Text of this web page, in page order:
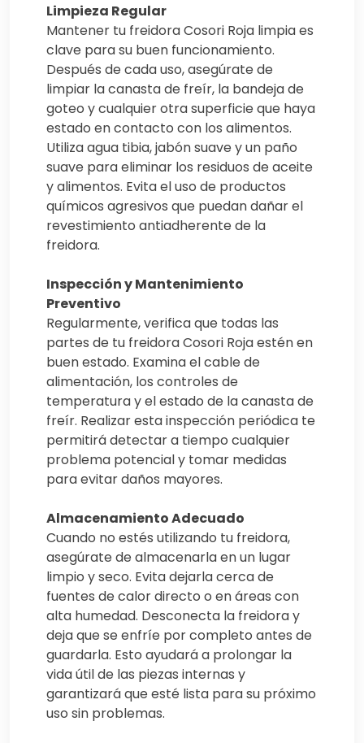
Limpieza Regular
Mantener tu freidora Cosori Roja limpia es
clave para su buen funcionamiento.
Después de cada uso, asegúrate de
limpiar la canasta de freír, la bandeja de
goteo y cualquier otra superficie que haya
estado en contacto con los alimentos.
Utiliza agua tibia, jabón suave y un paño
suave para eliminar los residuos de aceite
y alimentos. Evita el uso de productos
químicos agresivos que puedan dañar el
revestimiento antiadherente de la
freidora.
Inspección y Mantenimiento
Preventivo
Regularmente, verifica que todas las
partes de tu freidora Cosori Roja estén en
buen estado. Examina el cable de
alimentación, los controles de
temperatura y el estado de la canasta de
freír. Realizar esta inspección periódica te
permitirá detectar a tiempo cualquier
problema potencial y tomar medidas
para evitar daños mayores.
Almacenamiento Adecuado
Cuando no estés utilizando tu freidora,
asegúrate de almacenarla en un lugar
limpio y seco. Evita dejarla cerca de
fuentes de calor directo o en áreas con
alta humedad. Desconecta la freidora y
deja que se enfríe por completo antes de
guardarla. Esto ayudará a prolongar la
vida útil de las piezas internas y
garantizará que esté lista para su próximo
uso sin problemas.